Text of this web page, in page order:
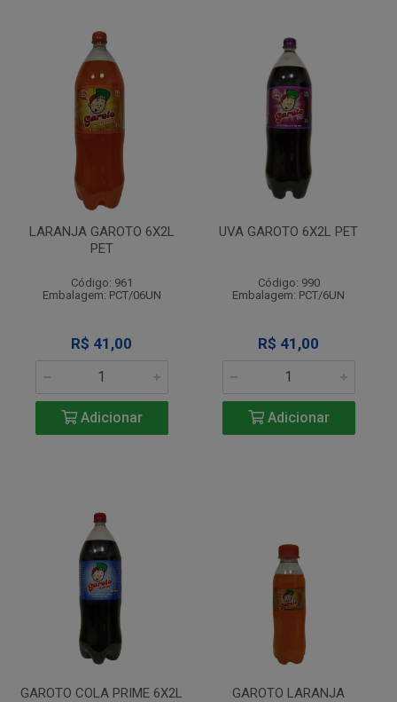
LARANJA GAROTO 6X2L
PET
Código: 961
Embalagem: PCT/06UN
R$ 41,00
Adicionar
UVA GAROTO 6X2L PET
Código: 990
Embalagem: PCT/6UN
R$ 41,00
Adicionar
GAROTO COLA PRIME 6X2L GAROTO LARANJA